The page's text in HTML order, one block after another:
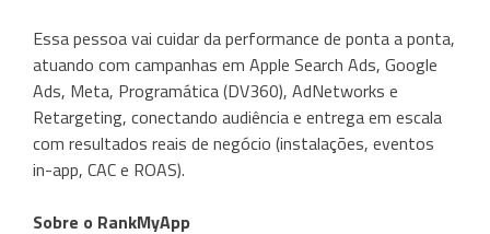
Essa pessoa vai cuidar da performance de ponta a ponta,
atuando com campanhas em Apple Search Ads, Google
Ads, Meta, Programática (DV360), AdNetworks e
Retargeting, conectando audiência e entrega em escala
com resultados reais de negócio (instalações, eventos
in-app, CAC e ROAS).
Sobre o RankMyApp